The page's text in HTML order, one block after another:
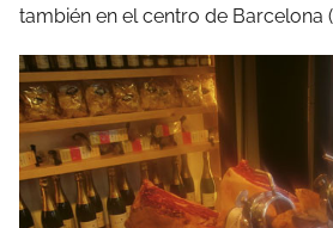
también en el centro de Barcelona